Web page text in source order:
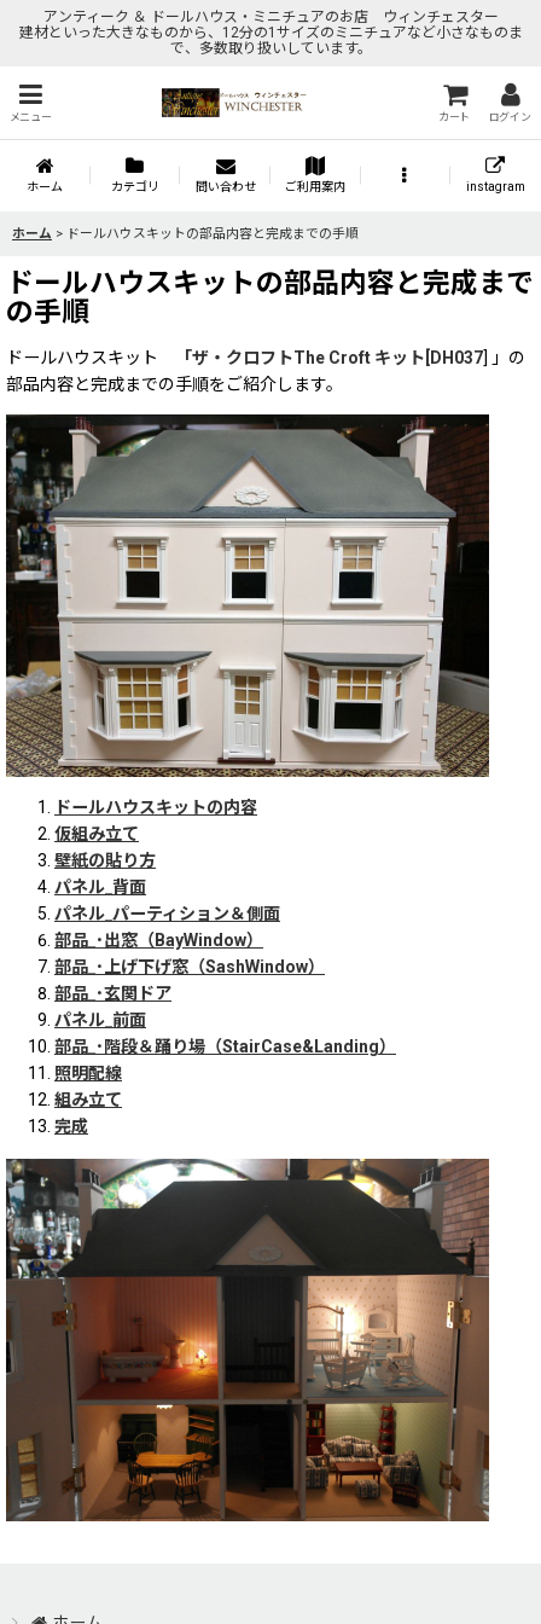
アンティーク ＆ ドールハウス・ミニチュアのお店 ウィンチェスター
建材といった大きなものから、12分の1サイズのミニチュアなど小さなものま
で、多数取り扱いしています。
メニュー カート ログイン
ホーム カテゴリ 問い合わせ ご利用案内 instagram
ホーム > ドールハウスキットの部品内容と完成までの手順
ドールハウスキットの部品内容と完成まで
の手順
ドールハウスキット 「ザ・クロフトThe Croft キット[DH037] 」の
部品内容と完成までの手順をご紹介します。
ドールハウスキットの内容
仮組み立て
壁紙の貼り方
パネル_背面
パネル_パーティション＆側面
部品_･出窓（BayWindow）
部品_･上げ下げ窓（SashWindow）
部品_･玄関ドア
パネル_前面
部品_･階段＆踊り場（StairCase&Landing）
照明配線
組み立て
完成